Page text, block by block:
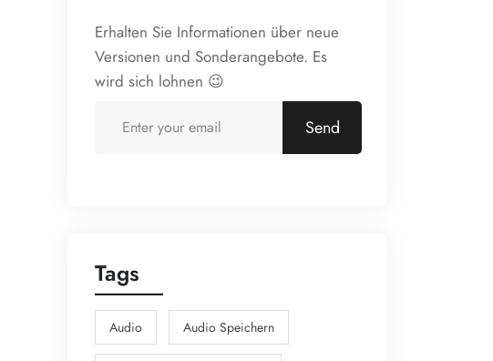
Erhalten Sie Informationen über neue
Versionen und Sonderangebote. Es
wird sich lohnen 😉
Send
Tags
Audio Audio Speichern